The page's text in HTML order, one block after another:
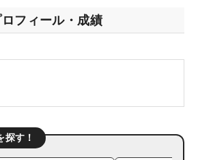
フィール・成績
探す！